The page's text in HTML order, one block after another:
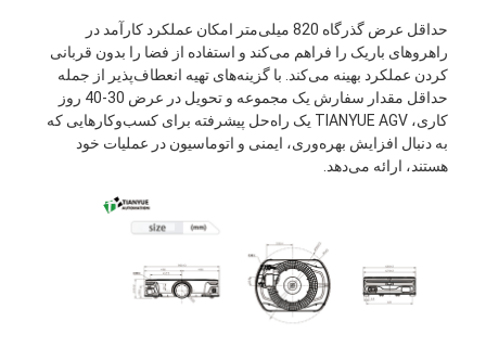
حداقل عرض گذرگاه 820 میلی‌متر امکان عملکرد کارآمد در
راهروهای باریک را فراهم می‌کند و استفاده از فضا را بدون قربانی
کردن عملکرد بهینه می‌کند. با گزینه‌های تهیه انعطاف‌پذیر از جمله
حداقل مقدار سفارش یک مجموعه و تحویل در عرض 30-40 روز
کاری، TIANYUE AGV یک راه‌حل پیشرفته برای کسب‌وکارهایی که
به دنبال افزایش بهره‌وری، ایمنی و اتوماسیون در عملیات خود
هستند، ارائه می‌دهد.